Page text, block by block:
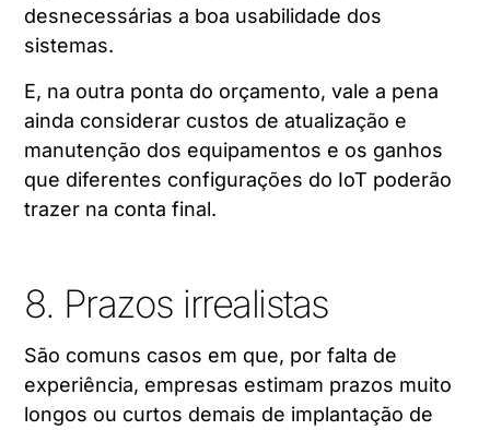
desnecessárias a boa usabilidade dos
sistemas.
E, na outra ponta do orçamento, vale a pena
ainda considerar custos de atualização e
manutenção dos equipamentos e os ganhos
que diferentes configurações do IoT poderão
trazer na conta final.
8. Prazos irrealistas
São comuns casos em que, por falta de
experiência, empresas estimam prazos muito
longos ou curtos demais de implantação de